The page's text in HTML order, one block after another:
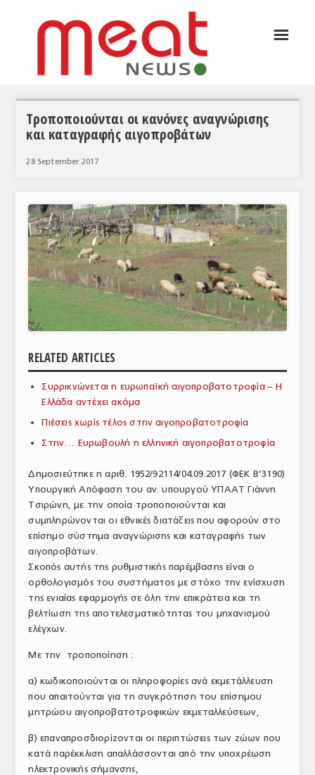
ΣΥΝΕΝΤΕΥΞΕΙΣ
ΘΕΜΑΤΑ
ΚΟΣΜΟΣ
ΕΙΔΗΣΕΙΣ
ΕΥΡΩΠΑΪΚΕΣ ΑΠΟΦΑΣΕΙΣ
ΘΕΜΑΤΑ
ΕΜΠΟΡΙΚΟΣ ΚΑΤΑΛΟΓΟΣ
ΠΑΡΑΓΩΓΗ & ΕΜΠΟΡΙΑ
ΣΦΑΓΕΙΑ
ΠΡΩΤΕΣ ΥΛΕΣ
ΕΞΟΠΛΙΣΜΟΣ
ΥΠΗΡΕΣΙΕΣ
ΕΜΠΟΡΙΚΟΙ ΑΝΤΙΠΡΟΣΩΠΟΙ
ΝΟΜΟΘΕΣΙΑ
ΕΛΛΗΝΙΚΗ ΝΟΜΟΘΕΣΙΑ
ΕΥΡΩΠΑΪΚΗ ΝΟΜΟΘΕΣΙΑ
ΑΡΧΕΙΟ ΤΕΥΧΩΝ
☰
Τροποποιούνται οι κανόνες αναγνώρισης
και καταγραφής αιγοπροβάτων
28 September 2017
RELATED ARTICLES
Συρρικνώνεται η ευρωπαϊκή αιγοπροβατοτροφία – Η
Ελλάδα αντέχει ακόμα
Πιέσεις χωρίς τέλος στην αιγοπροβατοτροφία
Στην… Ευρωβουλή η ελληνική αιγοπροβατοτροφία
Δημοσιεύτηκε η αριθ. 1952/92114/04.09.2017 (ΦΕΚ Β’3190)
Υπουργική Απόφαση του αν. υπουργού ΥΠΑΑΤ Γιάννη
Τσιρώνη, με την οποία τροποποιούνται και
συμπληρώνονται οι εθνικές διατάξεις που αφορούν στο
επίσημο σύστημα αναγνώρισης και καταγραφής των
αιγοπροβάτων.
Σκοπός αυτής της ρυθμιστικής παρέμβασης είναι ο
ορθολογισμός του συστήματος με στόχο την ενίσχυση
της ενιαίας εφαρμογής σε όλη την επικράτεια και τη
βελτίωση της αποτελεσματικότητας του μηχανισμού
ελέγχων.
Με την τροποποίηση :
α) κωδικοποιούνται οι πληροφορίες ανά εκμετάλλευση
που απαιτούνται για τη συγκρότηση του επίσημου
μητρώου αιγοπροβατοτροφικών εκμεταλλεύσεων,
β) επαναπροσδιορίζονται οι περιπτώσεις των ζώων που
κατά παρέκκλιση απαλλάσσονται από την υποχρέωση
ηλεκτρονικής σήμανσης,